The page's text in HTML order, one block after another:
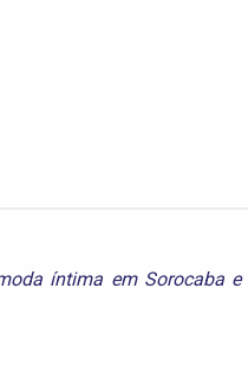
íntima em Sorocabae